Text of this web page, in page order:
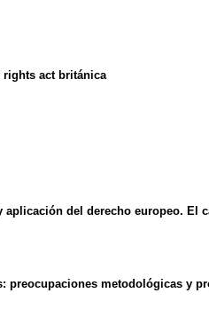
rights act británica
del derecho europeo. El
preocupaciones metodológicas y